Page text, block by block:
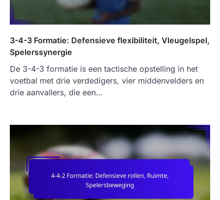
3-4-3 Formatie: Defensieve flexibiliteit, Vleugelspel,
Spelerssynergie
De 3-4-3 formatie is een tactische opstelling in het
voetbal met drie verdedigers, vier middenvelders en
drie aanvallers, die een…